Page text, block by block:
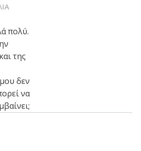
πολύ.
της
δεν
να